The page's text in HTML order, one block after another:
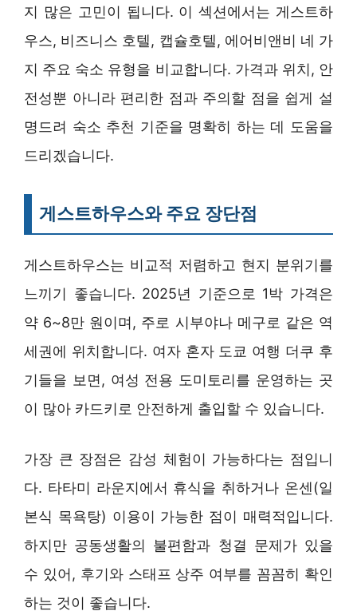
지 많은 고민이 됩니다. 이 섹션에서는 게스트하
우스, 비즈니스 호텔, 캡슐호텔, 에어비앤비 네 가
지 주요 숙소 유형을 비교합니다. 가격과 위치, 안
전성뿐 아니라 편리한 점과 주의할 점을 쉽게 설
명드려 숙소 추천 기준을 명확히 하는 데 도움을
드리겠습니다.
게스트하우스와 주요 장단점
게스트하우스는 비교적 저렴하고 현지 분위기를
느끼기 좋습니다. 2025년 기준으로 1박 가격은
약 6~8만 원이며, 주로 시부야나 메구로 같은 역
세권에 위치합니다. 여자 혼자 도쿄 여행 더쿠 후
기들을 보면, 여성 전용 도미토리를 운영하는 곳
이 많아 카드키로 안전하게 출입할 수 있습니다.
가장 큰 장점은 감성 체험이 가능하다는 점입니
다. 타타미 라운지에서 휴식을 취하거나 온센(일
본식 목욕탕) 이용이 가능한 점이 매력적입니다.
하지만 공동생활의 불편함과 청결 문제가 있을
수 있어, 후기와 스태프 상주 여부를 꼼꼼히 확인
하는 것이 좋습니다.